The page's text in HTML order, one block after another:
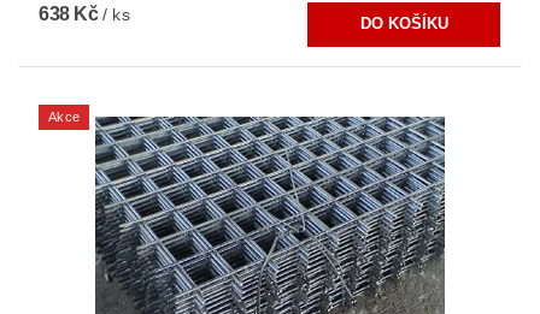
638 Kč/ ks
Akce